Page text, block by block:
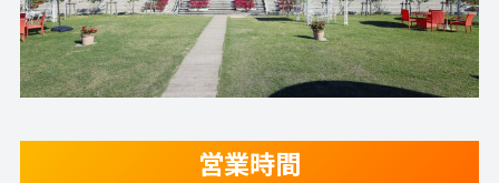
営業時間